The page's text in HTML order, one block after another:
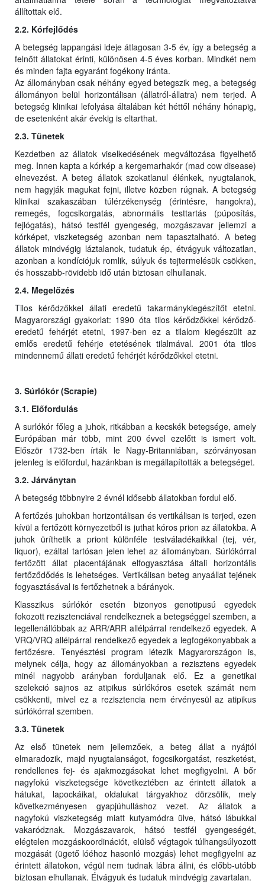
állítottak elő.
2.2. Kórfejlődés
A betegség lappangási ideje átlagosan 3-5 év, így a betegség a
felnőtt állatokat érinti, különösen 4-5 éves korban. Mindkét nem
és minden fajta egyaránt fogékony iránta.
Az állományban csak néhány egyed betegszik meg, a betegség
állományon belül horizontálisan (állatról-állatra) nem terjed. A
betegség klinikai lefolyása általában két héttől néhány hónapig,
de esetenként akár évekig is eltarthat.
2.3. Tünetek
Kezdetben az állatok viselkedésének megváltozása figyelhető
meg. Innen kapta a kórkép a kergemarhakór (mad cow disease)
elnevezést. A beteg állatok szokatlanul élénkek, nyugtalanok,
nem hagyják magukat fejni, illetve közben rúgnak. A betegség
klinikai szakaszában túlérzékenység (érintésre, hangokra),
remegés, fogcsikorgatás, abnormális testtartás (púposítás,
fejlógatás), hátsó testfél gyengeség, mozgászavar jellemzi a
kórképet, viszketegség azonban nem tapasztalható. A beteg
állatok mindvégig láztalanok, tudatuk ép, étvágyuk változatlan,
azonban a kondíciójuk romlik, súlyuk és tejtermelésük csökken,
és hosszabb-rövidebb idő után biztosan elhullanak.
2.4. Megelőzés
Tilos kérődzőkkel állati eredetű takarmánykiegészítőt etetni.
Magyarországi gyakorlat: 1990 óta tilos kérődzőkkel kérődző-
eredetű fehérjét etetni, 1997-ben ez a tilalom kiegészült az
emlős eredetű fehérje etetésének tilalmával. 2001 óta tilos
mindennemű állati eredetű fehérjét kérődzőkkel etetni.
3. Súrlókór (Scrapie)
3.1. Előfordulás
A surlókór főleg a juhok, ritkábban a kecskék betegsége, amely
Európában már több, mint 200 évvel ezelőtt is ismert volt.
Először 1732-ben írták le Nagy-Britanniában, szórványosan
jelenleg is előfordul, hazánkban is megállapították a betegséget.
3.2. Járványtan
A betegség többnyire 2 évnél idősebb állatokban fordul elő.
A fertőzés juhokban horizontálisan és vertikálisan is terjed, ezen
kívül a fertőzött környezetből is juthat kóros prion az állatokba. A
juhok üríthetik a priont különféle testváladékaikkal (tej, vér,
liquor), ezáltal tartósan jelen lehet az állományban. Súrlókórral
fertőzött állat placentájának elfogyasztása általi horizontális
fertőződődés is lehetséges. Vertikálisan beteg anyaállat tejének
fogyasztásával is fertőzhetnek a bárányok.
Klasszikus súrlókór esetén bizonyos genotipusú egyedek
fokozott rezisztenciával rendelkeznek a betegséggel szemben, a
legellenállóbbak az ARR/ARR allélpárral rendelkező egyedek. A
VRQ/VRQ allélpárral rendelkező egyedek a legfogékonyabbak a
fertőzésre. Tenyésztési program létezik Magyarországon is,
melynek célja, hogy az állományokban a rezisztens egyedek
minél nagyobb arányban forduljanak elő. Ez a genetikai
szelekció sajnos az atipikus súrlókóros esetek számát nem
csökkenti, mivel ez a rezisztencia nem érvényesül az atipikus
súrlókórral szemben.
3.3. Tünetek
Az első tünetek nem jellemzőek, a beteg állat a nyájtól
elmaradozik, majd nyugtalanságot, fogcsikorgatást, reszketést,
rendellenes fej- és ajakmozgásokat lehet megfigyelni. A bőr
nagyfokú viszketegsége következtében az érintett állatok a
hátukat, lapockáikat, oldalukat tárgyakhoz dörzsölik, mely
következményesen gyapjúhulláshoz vezet. Az állatok a
nagyfokú viszketegség miatt kutyamódra ülve, hátsó lábukkal
vakaródznak. Mozgászavarok, hátsó testfél gyengeségét,
elégtelen mozgáskoordinációt, elülső végtagok túlhangsúlyozott
mozgását (ügető lóéhoz hasonló mozgás) lehet megfigyelni az
érintett állatokon, végül nem tudnak lábra állni, és előbb-utóbb
biztosan elhullanak. Étvágyuk és tudatuk mindvégig zavartalan.